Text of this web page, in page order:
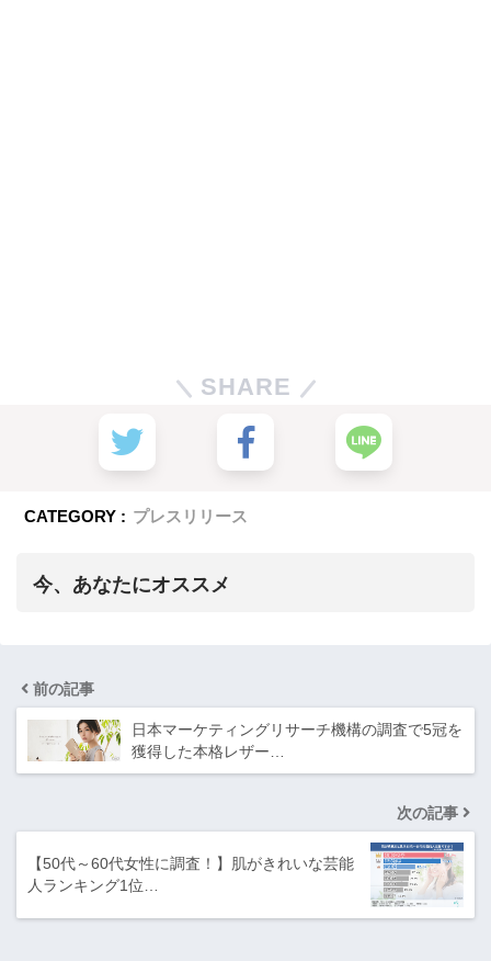
SHARE
CATEGORY : プレスリリース
今、あなたにオススメ
前の記事
日本マーケティングリサーチ機構の調査で5冠を
獲得した本格レザー…
次の記事
【50代～60代女性に調査！】肌がきれいな芸能
人ランキング1位…